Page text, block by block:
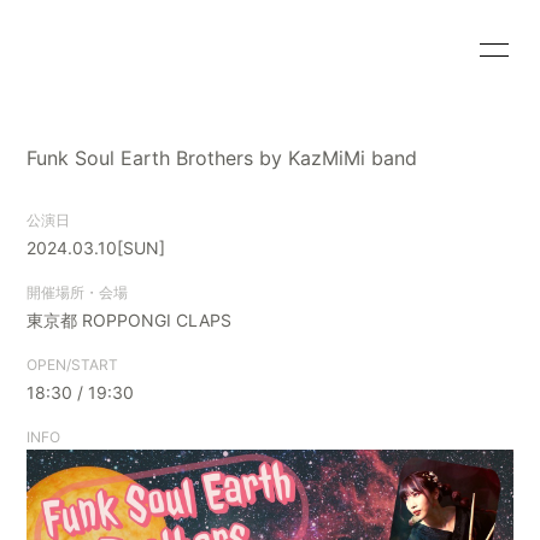
SCHEDULE PROFILE
VIDEO
BLOG
会員登録 ログイン
Funk Soul Earth Brothers by KazMiMi band
公演日
2024.03.10[SUN]
開催場所・会場
東京都 ROPPONGI CLAPS
OPEN/START
18:30 / 19:30
INFO